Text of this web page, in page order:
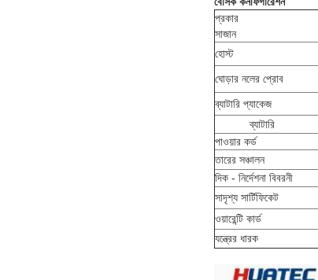
প্রকার
সাজান
হোস্ট
ঘোড়ার নলের প্রোব
ব্যাটারি প্যাকেজ
ব্যাটারি
পাওয়ার কর্ড
তারের সঞ্চালন
দিক - নির্দেশনা বিবরনী
সাদৃশ্য সার্টিফিকেট
ওয়ারেন্টি কার্ড
যন্ত্রের ধারক